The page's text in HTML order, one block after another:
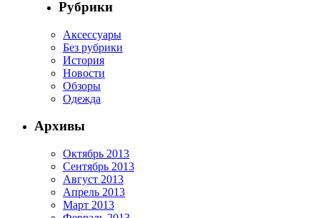
Рубрики
Аксессуары
Без рубрики
История
Новости
Обзоры
Одежда
Архивы
Октябрь 2013
Сентябрь 2013
Август 2013
Апрель 2013
Март 2013